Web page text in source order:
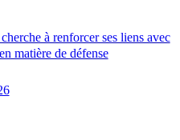
à renforcer ses liens avec
matière de défense